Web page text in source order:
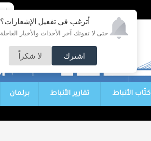
أترغب في تفعيل الإشعارات؟
حتى لا تفوتك آخر الأحداث والأخبار العاجلة
اشترك لا شكراً
كتّاب الأنباط تقارير الأنباط برلمان